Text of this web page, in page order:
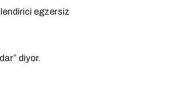
egzersiz
diyor.